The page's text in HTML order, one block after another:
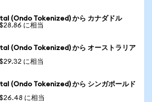
(Ondo Tokenized) から カナダドル
に相当
(Ondo Tokenized) から オーストラリア
に相当
(Ondo Tokenized) から シンガポールド
に相当